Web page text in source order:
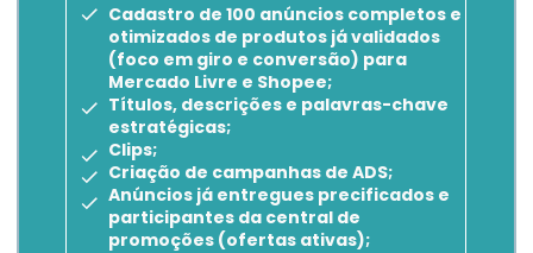
Cadastro de 100 anúncios completos e
otimizados de produtos já validados
(foco em giro e conversão) para
Mercado Livre e Shopee;
Títulos, descrições e palavras-chave
estratégicas;
Clips;
Criação de campanhas de ADS;
Anúncios já entregues precificados e
participantes da central de
promoções (ofertas ativas);